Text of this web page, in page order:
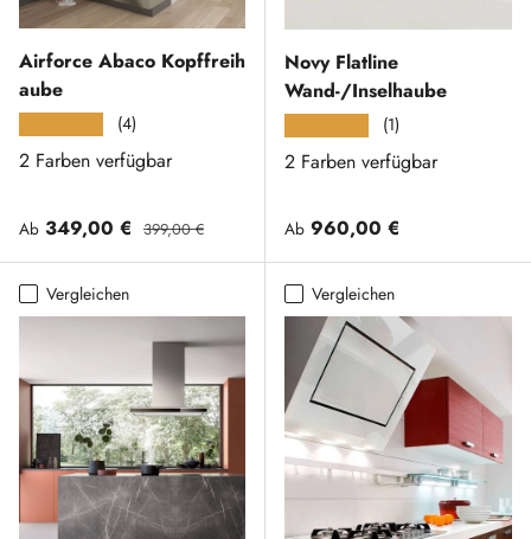
Airforce Abaco Kopffreih
aube
(4)
2 Farben verfügbar
Verkaufspreis
Ab 349,00 € Normaler Preis
399,00 €
Novy Flatline
Wand-/Inselhaube
(1)
2 Farben verfügbar
Normaler Preis
Ab 960,00 €
Vergleichen Vergleichen